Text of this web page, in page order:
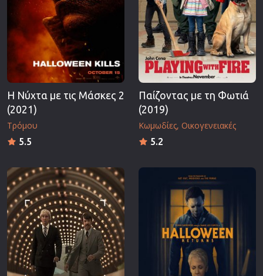
Η Νύχτα με τις Μάσκες 2
(2021)
Τρόμου
5.5
Παίζοντας με τη Φωτιά
(2019)
Κωμωδίες Οικογενειακές
5.2